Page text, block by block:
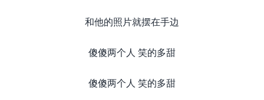
和他的照片就摆在手边
傻傻两个人 笑的多甜
傻傻两个人 笑的多甜